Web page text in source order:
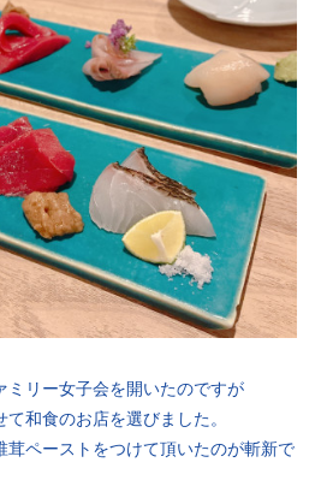
ミリー女子会を開いたのですが
和食のお店を選びました。
茸ペーストをつけて頂いたのが斬新で